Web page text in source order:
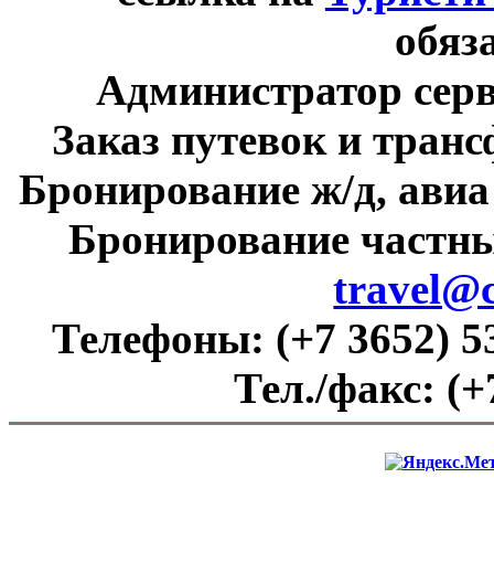
Администратор
Заказ путевок и
Бронирование ж/д,
Бронирование
Телефоны: (+7 3652)
Тел./факс: